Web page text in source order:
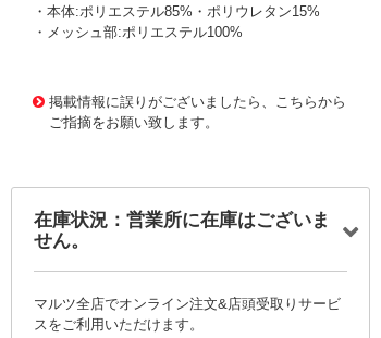
・本体:ポリエステル85%・ポリウレタン15%
・メッシュ部:ポリエステル100%
掲載情報に誤りがございましたら、こちらから
ご指摘をお願い致します。
在庫状況：営業所に在庫はございま
せん。
マルツ全店でオンライン注文&店頭受取りサービ
スをご利用いただけます。